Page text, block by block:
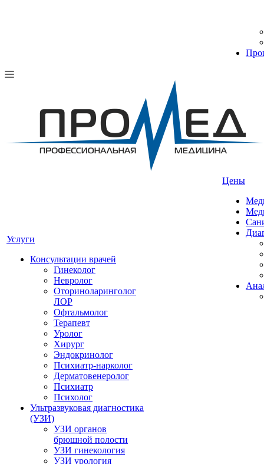
Услуги
Консультации врачей
Гинеколог
Невролог
Оториноларинголог
ЛОР
Офтальмолог
Терапевт
Уролог
Хирург
Эндокринолог
Психиатр-нарколог
Дерматовенеролог
Психиатр
Психолог
Ультразвуковая диагностика
(УЗИ)
УЗИ органов
брюшной полости
УЗИ гинекология
УЗИ урология
Цены